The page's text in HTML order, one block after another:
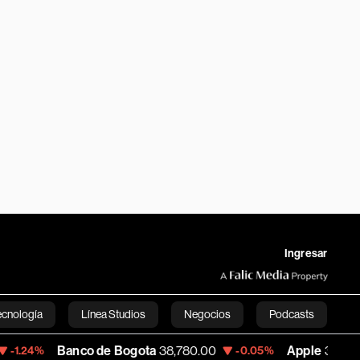
Ingresar
Línea Studios Negocios Podcasts
English
de Bogota 38,780.00 -0.05% Apple 310.10 +2.25%